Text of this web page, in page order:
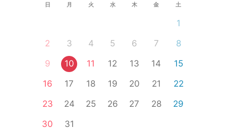
日 月 火 水 木 金 土
1
2
3 4 5 6 7
8
9
10 11 12 13 14
15
16
17 18 19 20 21
22
23
24 25 26 27 28
29
30
31